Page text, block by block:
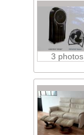
3 photos